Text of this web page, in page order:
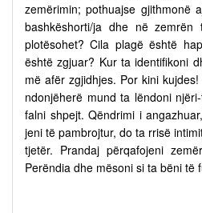
zemërimin; pothuajse gjithmonë
bashkëshorti/ja dhe në
plotësohet? Cila plagë është
është zgjuar? Kur ta identifikoni
më afër zgjidhjes. Por kini
ndonjëherë mund ta lëndoni
falni shpejt. Qëndrimi i
jeni të pambrojtur, do ta rrisë
tjetër. Prandaj përqafojeni
Perëndia dhe mësoni si ta bëni të